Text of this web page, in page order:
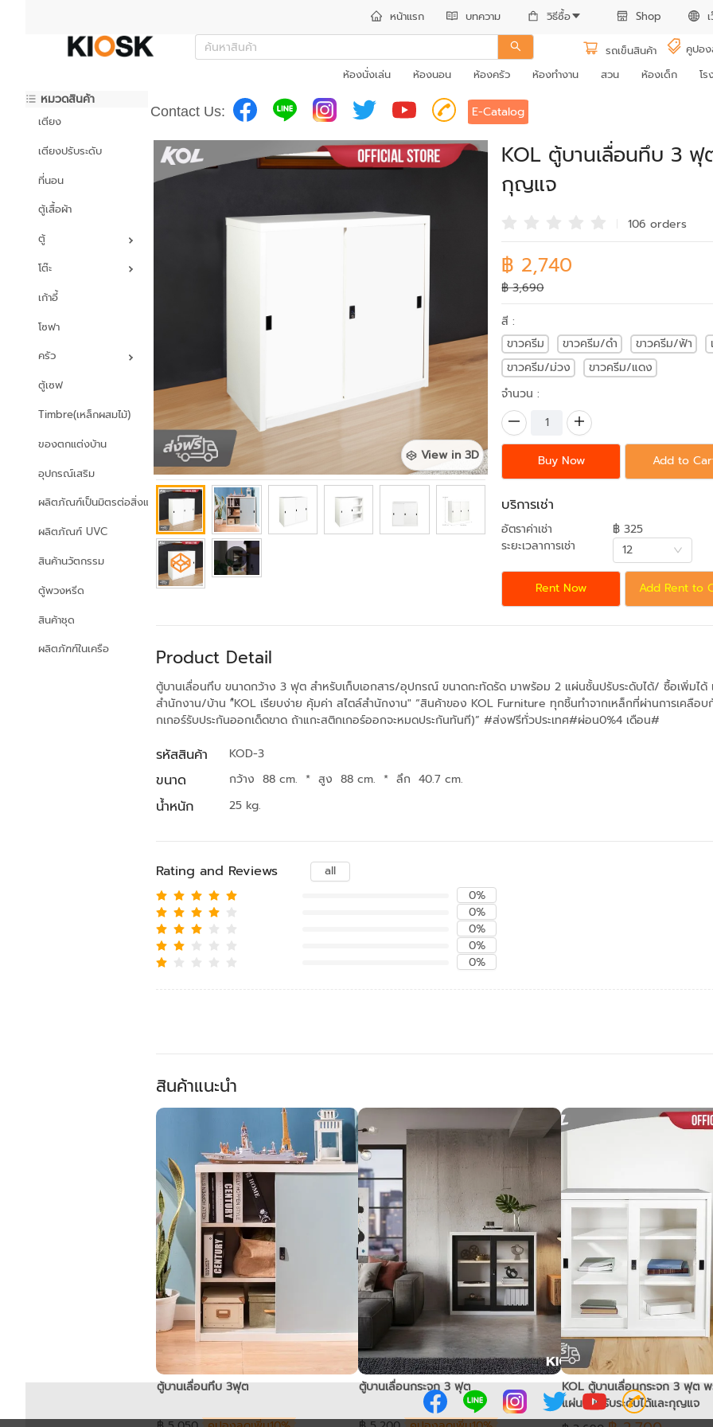
หน้าแรก บทความ วิธีซื้อ Shop
รถเข็นสินค้า
คูปอ
ห้องนั่งเล่น
ห้องนอน ห้องครัว ห้องทำงาน สวน ห้องเด็ก โร
หมวดสินค้า
เตียง
เตียงปรับระดับ
ที่นอน
ตู้เสื้อผ้า
ตู้
โต๊ะ
เก้าอี้
โซฟา
ครัว
ตู้เซฟ
Timbre(เหล็กผสมไม้)
ของตกแต่งบ้าน
อุปกรณ์เสริม
ผลิตภัณฑ์เป็นมิตรต่อสิ่งแวดล้อม
ผลิตภัณฑ์ UVC
สินค้านวัตกรรม
ตู้พวงหรีด
สินค้าชุด
ผลิตภัฑฑ์ในเครือ
Contact Us: E-Catalog
View in 3D
KOL ตู้บานเลื่อนทึบ 3
กุญแจ
106 orders
฿ 2,740
฿ 3,690
สี :
ขาวครีม
ขาวครีม/ดำ ขาวครีม/ฟ้า
ขาวครีม/ม่วง
ขาวครีม/แดง
จำนวน :
Buy Now Add to
บริการเช่า
อัตราค่าเช่า
฿ 325
ระยะเวลาการเช่า
12
Rent Now Add Rent to
Product Detail
ตู้บานเลื่อนทึบ ขนาดกว้าง 3 ฟุต สำหรับเก็บเอกสาร/อุปกรณ์ ขนาดกะทัดรัด มาพร้อม 2 แผ่นชั้นปรับระดับได้/ ซื้อเพิ่ม
สำนักงาน/บ้าน "๋KOL เรียบง่าย คุ้มค่า สไตล์สำนักงาน" “สินค้าของ KOL Furniture ทุกชิ้นทำจากเหล็กที่ผ่านการเคลื
กเกอร์รับประกันออกเด็ดขาด ถ้าแกะสติกเกอร์ออกจะหมดประกันทันที)” #ส่งฟรีทั่วประเทศ#ผ่อน0%4 เดือน#
รหัสสินค้า KOD-3
ขนาด กว้าง 88 cm. * สูง 88 cm. * ลึก 40.7 cm.
น้ำหนัก 25 kg.
Rating and Reviews
all
0%
0%
0%
0%
0%
สินค้าแนะนำ
ตู้บานเลื่อนทึบ 3ฟุต ตู้บานเลื่อนกระจก 3 ฟุต
KOL ตู้บานเลื่อนกระจก 3 ฟุต
แผ่นชั้นปรับระดับได้และกุญแจ